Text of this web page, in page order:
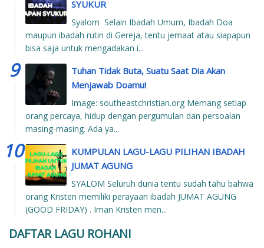
SYUKUR
Syalom Selain Ibadah Umum, Ibadah Doa
maupun ibadah rutin di Gereja, tentu jemaat atau siapapun
bisa saja untuk mengadakan i...
Tuhan Tidak Buta, Suatu Saat Dia Akan
Menjawab Doamu!
Image: southeastchristian.org Memang setiap
orang percaya, hidup dengan pergumulan dan persoalan
masing-masing. Ada ya...
KUMPULAN LAGU-LAGU PILIHAN IBADAH
JUMAT AGUNG
SYALOM Seluruh dunia tentu sudah tahu bahwa
orang Kristen memiliki perayaan ibadah JUMAT AGUNG
(GOOD FRIDAY) . Iman Kristen men...
DAFTAR LAGU ROHANI